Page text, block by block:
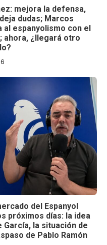
mejora la defensa,
dudas; Marcos
al espanyolismo con el
ahora, ¿llegará otro
del Espanyol
próximos días: la idea
García, la situación de
de Pablo Ramón